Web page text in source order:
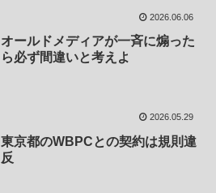
2026.06.06
オールドメディアが一斉に煽った
ら必ず間違いと考えよ
2026.05.29
東京都のWBPCとの契約は規則違
反